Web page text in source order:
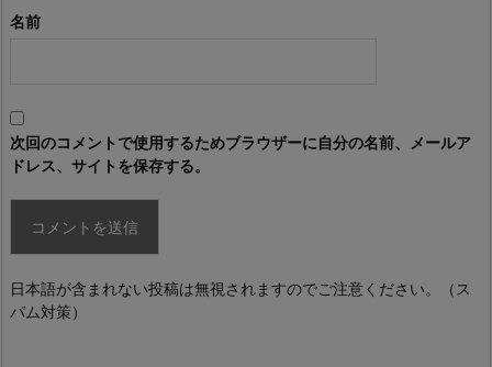
名前
次回のコメントで使用するためブラウザーに自分の名前、メールア
ドレス、サイトを保存する。
日本語が含まれない投稿は無視されますのでご注意ください。（ス
パム対策）